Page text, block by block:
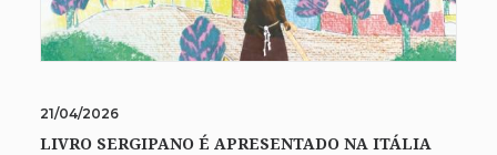
21/04/2026
LIVRO SERGIPANO É APRESENTADO NA ITÁLIA